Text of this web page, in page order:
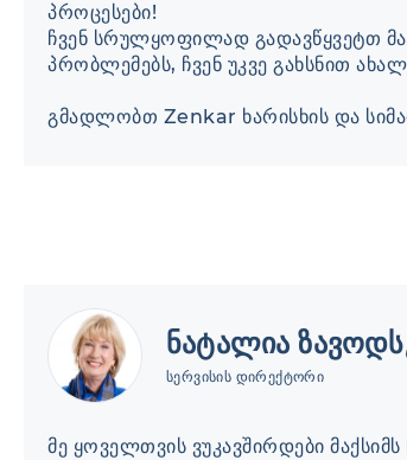
პროცესები!
ჩვენ სრულყოფილად გადავწყვეტთ
პრობლემებს, ჩვენ უკვე გახსნით
ნატალია
სერვისის დირექტორი
მე ყოველთვის ვუკავშირდები